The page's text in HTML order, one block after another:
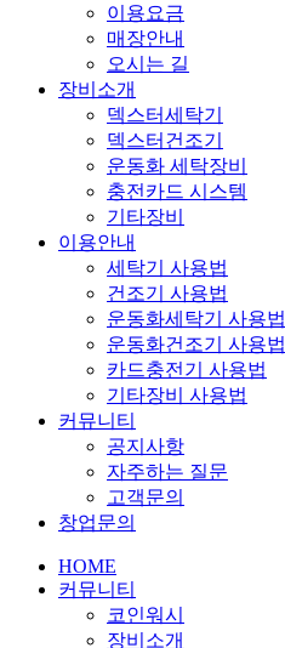
이용요금
매장안내
오시는 길
장비소개
덱스터세탁기
덱스터건조기
운동화 세탁장비
충전카드 시스템
기타장비
이용안내
세탁기 사용법
건조기 사용법
운동화세탁기 사용법
운동화건조기 사용법
카드충전기 사용법
기타장비 사용법
커뮤니티
공지사항
자주하는 질문
고객문의
창업문의
HOME
커뮤니티
코인워시
장비소개